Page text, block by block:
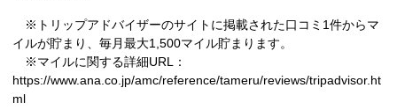
※トリップアドバイザーのサイトに掲載された口コミ1件からマ
イルが貯まり、毎月最大1,500マイル貯まります。
※マイルに関する詳細URL：
https://www.ana.co.jp/amc/reference/tameru/reviews/tripadvisor.ht
ml